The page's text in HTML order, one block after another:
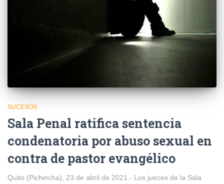
SUCESOS
Sala Penal ratifica sentencia
condenatoria por abuso sexual en
contra de pastor evangélico
Quito (Pichincha), 23 de abril de 2021.- Los jueces de la Sala